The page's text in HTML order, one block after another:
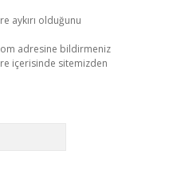
aykırı olduğunu
adresine bildirmeniz
içerisinde sitemizden